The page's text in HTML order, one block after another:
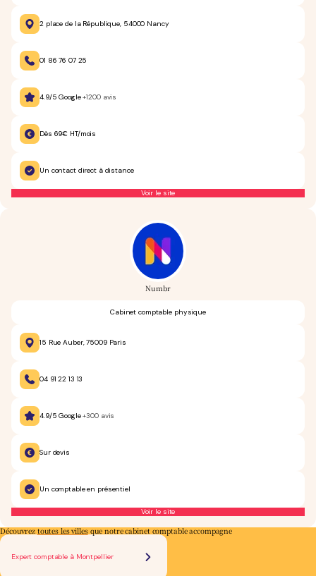
2 place de la République, 54000 Nancy
01 86 76 07 25
4.9/5 Google+1200 avis
Dès 69€ HT/mois
Un contact direct à distance
Voir le site
Numbr
Cabinet comptable physique
15 Rue Auber, 75009 Paris
04 91 22 13 13
4.9/5 Google+300 avis
Sur devis
Un comptable en présentiel
Voir le site
Découvreztoutes les villesque notre cabinet comptable accompagne
Expert comptable à Montpellier